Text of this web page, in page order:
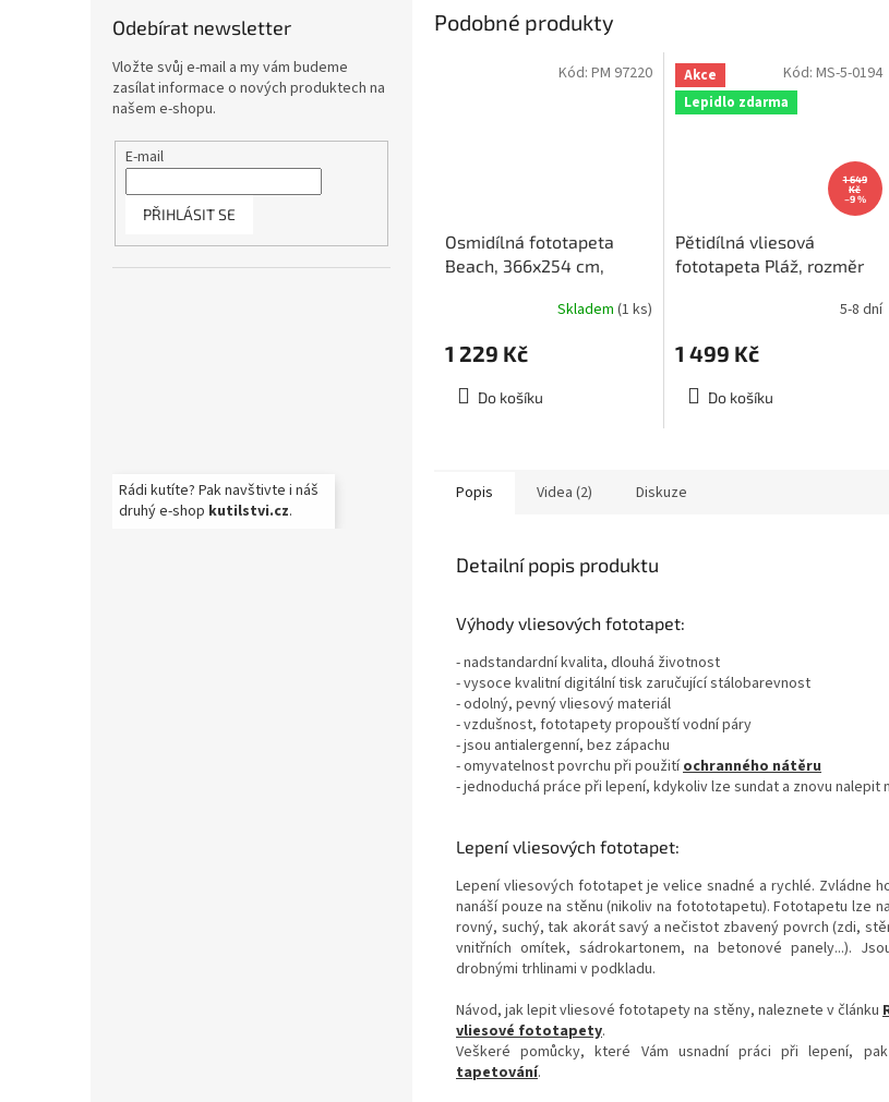
Odebírat newsletter
Vložte svůj e-mail a my vám budeme
zasílat informace o nových produktech na
našem e-shopu.
E-mail
PŘIHLÁSIT SE
Rádi kutíte? Pak navštivte i náš
druhý e-shop kutilstvi.cz.
Podobné produkty
Osmidílná fototapeta
Beach, 366x254 cm,
Skladem (1 ks)
1 229 Kč
Do košíku
Kód: PM 97220
Akce
Lepidlo zdarma
1 649
Kč
–9 %
Pětidílná vliesová
fototapeta Pláž, rozměr
5-8 dní
1 499 Kč
Do košíku
Kód: MS-5-0194
Popis Videa (2) Diskuze
Detailní popis produktu
Výhody vliesových fototapet:
- nadstandardní kvalita, dlouhá životnost
- vysoce kvalitní digitální tisk zaručující stálobarevnost
- odolný, pevný vliesový materiál
- vzdušnost, fototapety propouští vodní páry
- jsou antialergenní, bez zápachu
- omyvatelnost povrchu při použitíochranného nátěru
- jednoduchá práce při lepení, kdykoliv lze sundat a znovu nalepit
Lepení vliesových fototapet:
Lepení vliesových fototapet je velice snadné a rychlé. Zvládne
nanáší pouze na stěnu (nikoliv na fotototapetu). Fototapetu lze
rovný, suchý, tak akorát savý a nečistot zbavený povrch (zdi,
vnitřních omítek, sádrokartonem, na betonové panely...).
drobnými trhlinami v podkladu.
Návod, jak lepit vliesové fototapety na stěny, naleznete v článku
vliesové fototapety.
Veškeré pomůcky, které Vám usnadní práci při lepení,
tapetování.